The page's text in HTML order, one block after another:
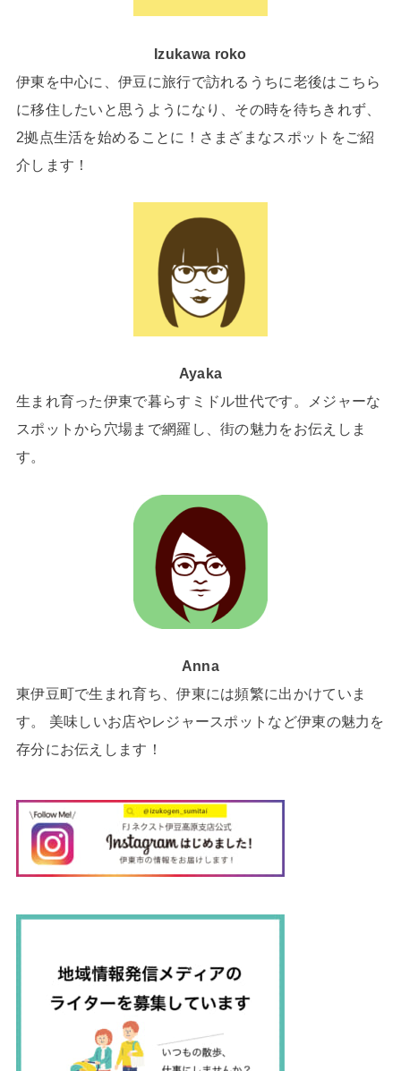
Izukawa roko
伊東を中心に、伊豆に旅行で訪れるうちに老後はこちら
に移住したいと思うようになり、その時を待ちきれず、
2拠点生活を始めることに！さまざまなスポットをご紹
介します！
Ayaka
生まれ育った伊東で暮らすミドル世代です。メジャーな
スポットから穴場まで網羅し、街の魅力をお伝えしま
す。
Anna
東伊豆町で生まれ育ち、伊東には頻繁に出かけていま
す。 美味しいお店やレジャースポットなど伊東の魅力を
存分にお伝えします！